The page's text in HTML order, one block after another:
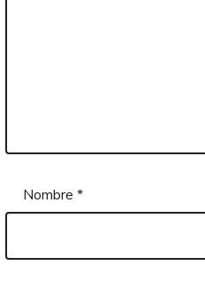
Nombre *